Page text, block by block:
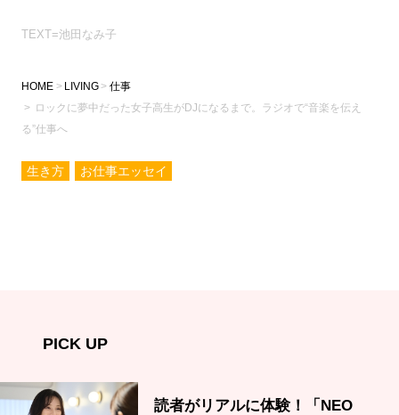
TEXT=池田なみ子
HOME LIVING
仕事
ロックに夢中だった女子高生がDJになるまで。ラジオで“音楽を伝え
る”仕事へ
生き方 お仕事エッセイ
PICK UP
読者がリアルに体験！「NEO